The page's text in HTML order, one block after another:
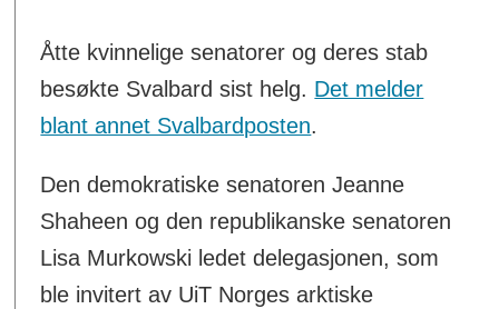
Åtte kvinnelige senatorer og deres stab
besøkte Svalbard sist helg. Det melder
blant annet Svalbardposten.
Den demokratiske senatoren Jeanne
Shaheen og den republikanske senatoren
Lisa Murkowski ledet delegasjonen, som
ble invitert av UiT Norges arktiske